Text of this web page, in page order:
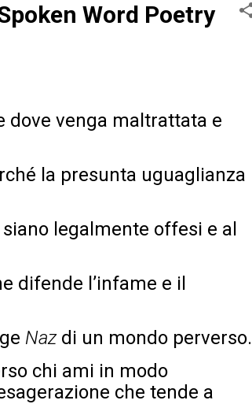
Word Poetry
dove venga maltrattata e
la presunta uguaglianza
legalmente offesi e al
difende l’infame e il
Naz di un mondo perverso.
chi ami in modo
che tende a